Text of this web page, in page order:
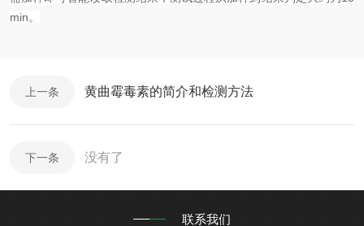
min。
上一条 黄曲霉毒素的简介和检测方法
下一条 没有了
联系我们